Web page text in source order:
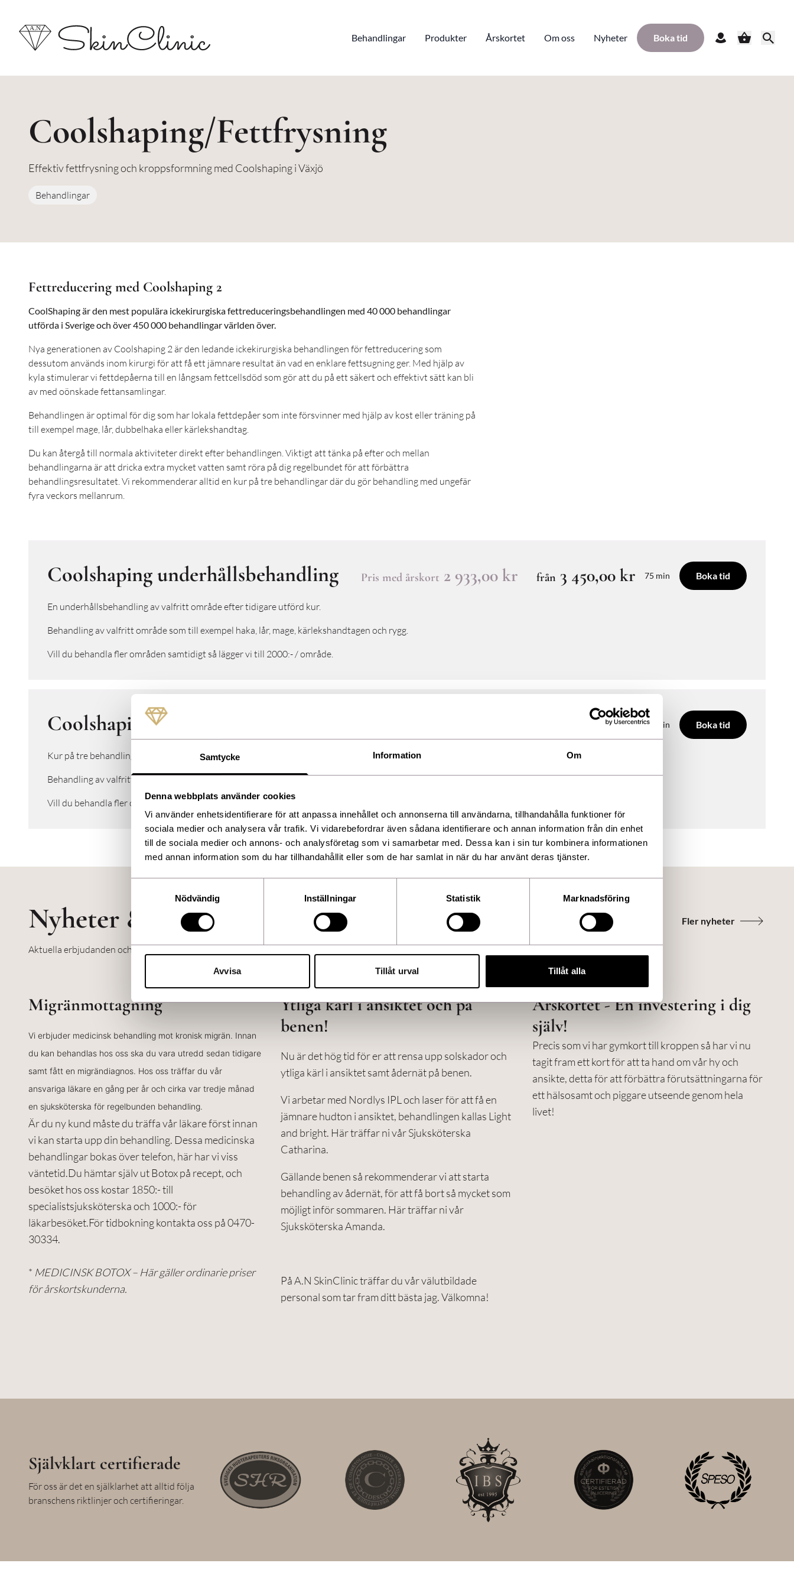
Samtycke Information Om
Denna webbplats använder cookies
Vi använder enhetsidentifierare för att anpassa innehållet och annonserna till användarna, tillhandahålla funktioner för
sociala medier och analysera vår trafik. Vi vidarebefordrar även sådana identifierare och annan information från din enhet
till de sociala medier och annons- och analysföretag som vi samarbetar med. Dessa kan i sin tur kombinera informationen
med annan information som du har tillhandahållit eller som de har samlat in när du har använt deras tjänster.
Nödvändig
Inställningar Statistik Marknadsföring
Avvisa Tillåt urval Tillåt alla
Behandlingar Produkter Årskortet Om oss Nyheter Boka tid
Coolshaping/Fettfrysning
Effektiv fettfrysning och kroppsformning med Coolshaping i Växjö
Behandlingar
Fettreducering med Coolshaping 2
CoolShaping är den mest populära ickekirurgiska fettreduceringsbehandlingen med 40 000 behandlingar
utförda i Sverige och över 450 000 behandlingar världen över.
Nya generationen av Coolshaping 2 är den ledande ickekirurgiska behandlingen för fettreducering som
dessutom används inom kirurgi för att få ett jämnare resultat än vad en enklare fettsugning ger. Med hjälp av
kyla stimulerar vi fettdepåerna till en långsam fettcellsdöd som gör att du på ett säkert och effektivt sätt kan bli
av med oönskade fettansamlingar.
Behandlingen är optimal för dig som har lokala fettdepåer som inte försvinner med hjälp av kost eller träning på
till exempel mage, lår, dubbelhaka eller kärlekshandtag.
Du kan återgå till normala aktiviteter direkt efter behandlingen. Viktigt att tänka på efter och mellan
behandlingarna är att dricka extra mycket vatten samt röra på dig regelbundet för att förbättra
behandlingsresultatet. Vi rekommenderar alltid en kur på tre behandlingar där du gör behandling med ungefär
fyra veckors mellanrum.
Coolshaping underhållsbehandling Pris med årskort 2 933,00 kr från 3 450,00 kr 75 min Boka tid
En underhållsbehandling av valfritt område efter tidigare utförd kur.
Behandling av valfritt område som till exempel haka, lår, mage, kärlekshandtagen och rygg.
Vill du behandla fler områden samtidigt så lägger vi till 2000:- / område.
Coolshaping kurbehandling 8 995,00 kr 75 min Boka tid
Kur på tre behandlingar med en månads mellanrum.
Behandling av valfritt område som haka, lår, mage, kärlekshandtagen och rygg.
Vill du behandla fler områden samtidigt så lägger vi till 2000:- / område.
Nyheter & erbjudanden
Aktuella erbjudanden och nyheter från oss.
Fler nyheter
Migränmottagning
Vi erbjuder medicinsk behandling mot kronisk migrän. Innan
du kan behandlas hos oss ska du vara utredd sedan tidigare
samt fått en migrändiagnos. Hos oss träffar du vår
ansvariga läkare en gång per år och cirka var tredje månad
en sjuksköterska för regelbunden behandling.
Är du ny kund måste du träffa vår läkare först innan
vi kan starta upp din behandling. Dessa medicinska
behandlingar bokas över telefon, här har vi viss
väntetid.Du hämtar själv ut Botox på recept, och
besöket hos oss kostar 1850:- till
specialistsjuksköterska och 1000:- för
läkarbesöket.För tidbokning kontakta oss på 0470-
30334.
* MEDICINSK BOTOX – Här gäller ordinarie priser
för årskortskunderna.
Ytliga kärl i ansiktet och på
benen!
Nu är det hög tid för er att rensa upp solskador och
ytliga kärl i ansiktet samt ådernät på benen.
Vi arbetar med Nordlys IPL och laser för att få en
jämnare hudton i ansiktet, behandlingen kallas Light
and bright. Här träffar ni vår Sjuksköterska
Catharina.
Gällande benen så rekommenderar vi att starta
behandling av ådernät, för att få bort så mycket som
möjligt inför sommaren. Här träffar ni vår
Sjuksköterska Amanda.
På A.N SkinClinic träffar du vår välutbildade
personal som tar fram ditt bästa jag. Välkomna!
Årskortet - En investering i dig
själv!
Precis som vi har gymkort till kroppen så har vi nu
tagit fram ett kort för att ta hand om vår hy och
ansikte, detta för att förbättra förutsättningarna för
ett hälsosamt och piggare utseende genom hela
livet!
Självklart certifierade
För oss är det en själklarhet att alltid följa
branschens riktlinjer och certifieringar.